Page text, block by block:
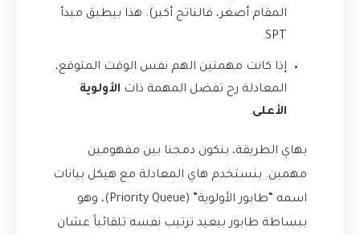
المقام أصغر، فالناتج أكبر). هذا بيطبق مبدأ
SPT.
إذا كانت مهمتين الهم نفس الوقت المتوقع،
المعادلة رح تفضل المهمة ذات الأولوية
الأعلى.
بهاي الطريقة، بنكون دمجنا بين مفهومين
مهمين. بنستخدم هاي المعادلة مع هيكل بيانات
اسمه “طابور الأولوية” (Priority Queue)، وهو
ببساطة طابور بيعيد ترتيب نفسه تلقائياً عشان